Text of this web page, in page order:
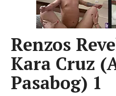
Renzos
Kara Cruz
Pasabog) 1